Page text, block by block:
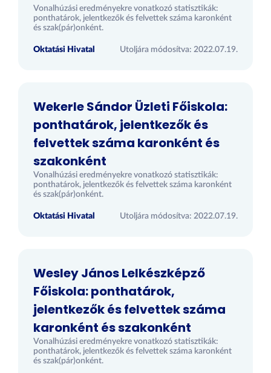
Vonalhúzási eredményekre vonatkozó statisztikák:
ponthatárok, jelentkezők és felvettek száma karonként
és szak(pár)onként.
Oktatási Hivatal Utoljára módosítva: 2022.07.19.
Wekerle Sándor Üzleti Főiskola:
ponthatárok, jelentkezők és
felvettek száma karonként és
szakonként
Vonalhúzási eredményekre vonatkozó statisztikák:
ponthatárok, jelentkezők és felvettek száma karonként
és szak(pár)onként.
Oktatási Hivatal Utoljára módosítva: 2022.07.19.
Wesley János Lelkészképző
Főiskola: ponthatárok,
jelentkezők és felvettek száma
karonként és szakonként
Vonalhúzási eredményekre vonatkozó statisztikák:
ponthatárok, jelentkezők és felvettek száma karonként
és szak(pár)onként.